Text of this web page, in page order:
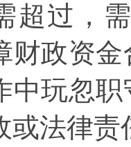
超过，
财政资
中玩忽
或法律